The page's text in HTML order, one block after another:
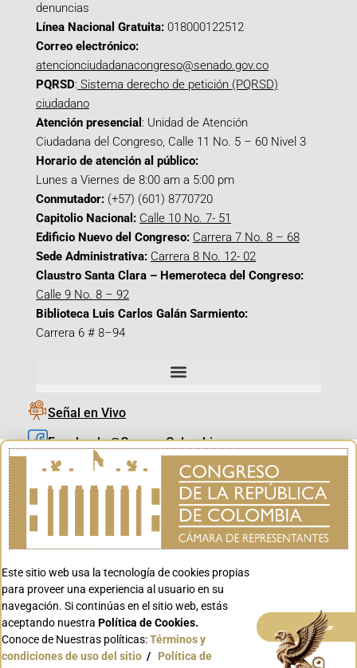
denuncias
Línea Nacional Gratuita: 018000122512
Correo electrónico:
atencionciudadanacongreso@senado.gov.co
PQRSD: Sistema derecho de petición (PQRSD)
ciudadano
Atención presencial : Unidad de Atención
Ciudadana del Congreso, Calle 11 No. 5 – 60 Nivel 3
Horario de atención al público:
Lunes a Viernes de 8:00 am a 5:00 pm
Conmutador: (+57) (601) 8770720
Capitolio Nacional: Calle 10 No. 7- 51
Edificio Nuevo del Congreso: Carrera 7 No. 8 – 68
Sede Administrativa: Carrera 8 No. 12- 02
Claustro Santa Clara – Hemeroteca del Congreso:
Calle 9 No. 8 – 92
Biblioteca Luis Carlos Galán Sarmiento:
Carrera 6 # 8–94
Señal en Vivo
Facebook_@CamaraColombia
Instagram_@CamaraColombia
X_@CamaraColombia
Youtube_@CamaraColombia
Youtube_@CanalCongreso
Conoce GOV.CO
Este sitio web usa la tecnología de cookies propias
para proveer una experiencia al usuario en su
navegación. Si continúas en el sitio web, estás
aceptando nuestra Política de Cookies.
Conoce de Nuestras políticas:Términos y
condiciones de uso del sitio / Política de
Aceptar